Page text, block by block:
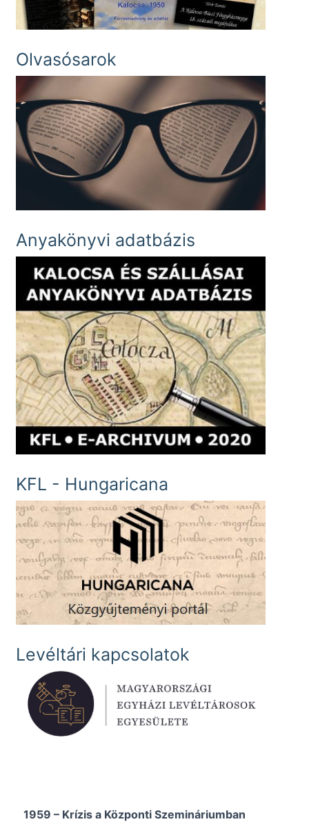
Olvasósarok
Anyakönyvi adatbázis
KFL - Hungaricana
Levéltári kapcsolatok
1959 – Krízis a Központi Szemináriumban